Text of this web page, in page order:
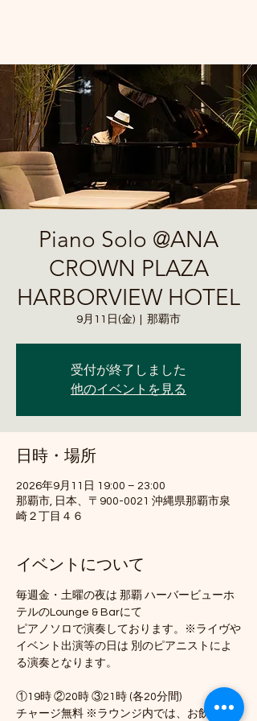
Piano Solo @ANA
CROWN PLAZA
HARBORVIEW HOTEL
9月11日(金) 那覇市
受付が終了しました
他のイベントを見る
日時・場所
2026年9月11日 19:00 – 23:00
那覇市, 日本、〒900-0021 沖縄県那覇市泉
崎２丁目４６
イベントについて
毎週金・土曜の夜は 那覇 ハーバービューホ
テルのLounge & Barにて
ピアノソロで演奏しております。※ライヴや
イベント出演等の日は 別のピアニストによ
る演奏となります。
①19時 ②20時 ③21時 (各20分間)
チャージ無料 ※ラウンジ内では、お飲み物